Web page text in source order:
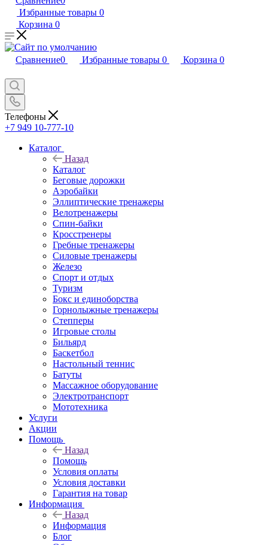
Избранные товары 0
Корзина 0
Сравнение0 Избранные товары 0 Корзина 0
Телефоны
+7 949 10-777-10
Каталог
Назад
Каталог
Беговые дорожки
Аэробайки
Эллиптические тренажеры
Велотренажеры
Спин-байки
Кросстренеры
Гребные тренажеры
Силовые тренажеры
Железо
Спорт и отдых
Туризм
Бокс и единоборства
Горнолыжные тренажеры
Степперы
Игровые столы
Бильярд
Баскетбол
Настольный теннис
Батуты
Массажное оборудование
Электротранспорт
Мототехника
Услуги
Акции
Помощь
Назад
Помощь
Условия оплаты
Условия доставки
Гарантия на товар
Информация
Назад
Информация
Блог